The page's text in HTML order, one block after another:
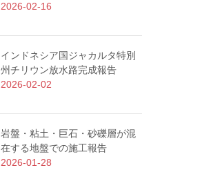
2026-02-16
インドネシア国ジャカルタ特別
州チリウン放水路完成報告
2026-02-02
岩盤・粘土・巨石・砂礫層が混
在する地盤での施工報告
2026-01-28